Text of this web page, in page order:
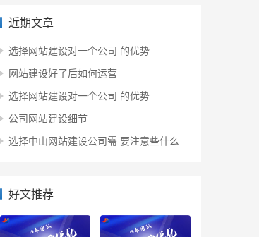
近期文章
选择网站建设对一个公司 的优势
网站建设好了后如何运营
选择网站建设对一个公司 的优势
公司网站建设细节
选择中山网站建设公司需 要注意些什么
好文推荐